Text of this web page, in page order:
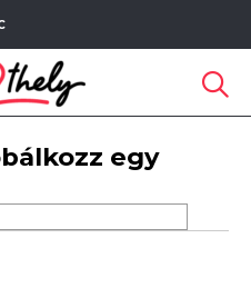
egy